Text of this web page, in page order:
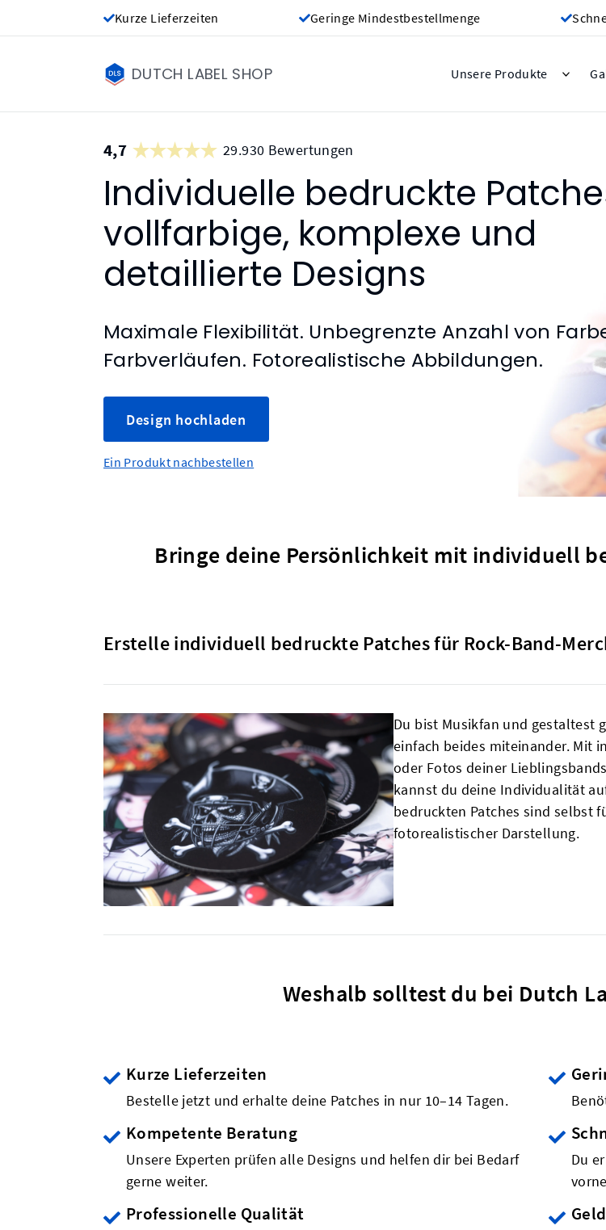
Kurze Lieferzeiten Geringe Mindestbestellmenge
DUTCH LABEL SHOP Unsere Produkte
4,7 29.930 Bewertungen
Individuelle bedruckte
vollfarbige, komplexe und
detaillierte Designs
Maximale Flexibilität. Unbegrenzte Anzahl von
Farbverläufen. Fotorealistische Abbildungen.
Design hochladen
Ein Produkt nachbestellen
Bringe deine Persönlichkeit mit individuell
Erstelle individuell bedruckte Patches für Rock-Band-
Du bist Musikfan und gestaltest
einfach beides miteinander. Mit
oder Fotos deiner
kannst du deine Individualität
bedruckten Patches sind selbst
fotorealistischer Darstellung.
Weshalb solltest du bei Dutch
Kurze Lieferzeiten
Bestelle jetzt und erhalte deine Patches in nur 10–14 Tagen.
Kompetente Beratung
Unsere Experten prüfen alle Designs und helfen dir bei Bedarf
gerne weiter.
Du
Professionelle Qualität